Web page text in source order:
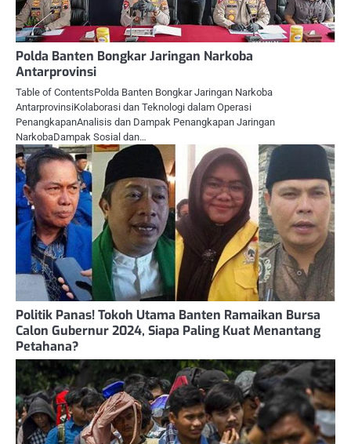
Polda Banten Bongkar Jaringan Narkoba
Antarprovinsi
Table of ContentsPolda Banten Bongkar Jaringan Narkoba
AntarprovinsiKolaborasi dan Teknologi dalam Operasi
PenangkapanAnalisis dan Dampak Penangkapan Jaringan
NarkobaDampak Sosial dan…
Politik Panas! Tokoh Utama Banten Ramaikan Bursa
Calon Gubernur 2024, Siapa Paling Kuat Menantang
Petahana?